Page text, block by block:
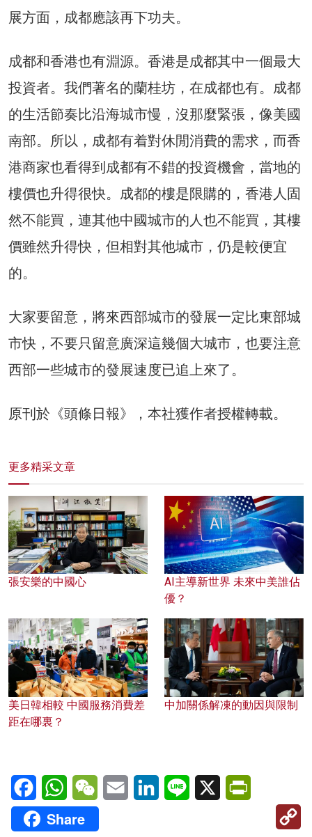
展方面，成都應該再下功夫。
成都和香港也有淵源。香港是成都其中一個最大
投資者。我們著名的蘭桂坊，在成都也有。成都
的生活節奏比沿海城市慢，沒那麼緊張，像美國
南部。所以，成都有着對休閒消費的需求，而香
港商家也看得到成都有不錯的投資機會，當地的
樓價也升得很快。成都的樓是限購的，香港人固
然不能買，連其他中國城市的人也不能買，其樓
價雖然升得快，但相對其他城市，仍是較便宜
的。
大家要留意，將來西部城市的發展一定比東部城
市快，不要只留意廣深這幾個大城市，也要注意
西部一些城市的發展速度已追上來了。
原刊於《頭條日報》，本社獲作者授權轉載。
更多精采文章
張安樂的中國心
AI主導新世界 未來中美誰佔
優？
美日韓相較 中國服務消費差
距在哪裏？
中加關係解凍的動因與限制
FacebookWhatsAppWeChatEmail LinkedInLine X
Share